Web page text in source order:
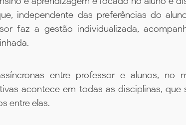
independente das preferências do
faz a gestão individualizada,
entre professor e alunos, no
acontece em todas as disciplinas,
entre elas.